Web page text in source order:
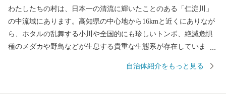
わたしたちの村は、日本一の清流に輝いたことのある「仁淀川」
の中流域にあります。高知県の中心地から16kmと近くにありなが
ら、ホタルの乱舞する小川や全国的にも珍しいトンボ、絶滅危惧
種のメダカや野鳥などが生息する貴重な生態系が存在していま
ている小村神社には国宝指定の「金銅荘環頭太刀」を保管してお
自治体紹介をもっと見る